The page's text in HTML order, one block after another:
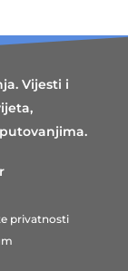
Vijesti i
privatnosti